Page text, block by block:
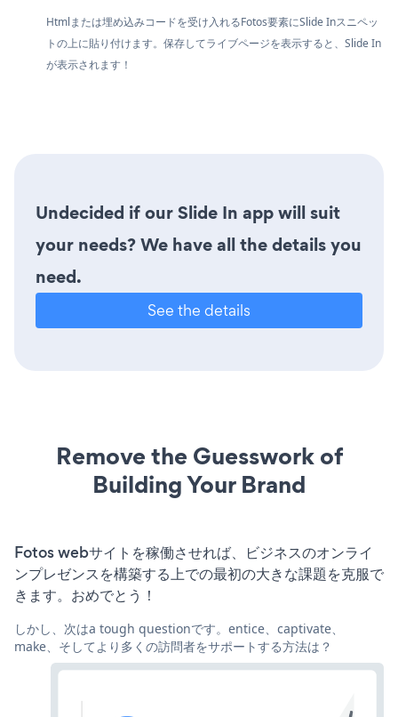
Htmlまたは埋め込みコードを受け入れるFotos要素にSlide Inスニペッ
トの上に貼り付けます。保存してライブページを表示すると、Slide In
が表示されます！
Undecided if our Slide In app will suit
your needs? We have all the details you
need.
See the details
Remove the Guesswork of
Building Your Brand
Fotos webサイトを稼働させれば、ビジネスのオンライ
ンプレゼンスを構築する上での最初の大きな課題を克服で
きます。おめでとう！
しかし、次はa tough questionです。entice、captivate、
make、そしてより多くの訪問者をサポートする方法は？